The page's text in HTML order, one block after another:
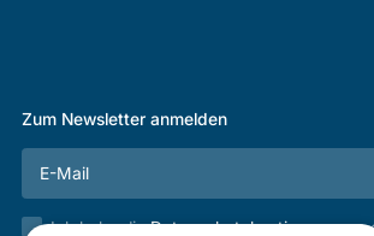
Zum Newsletter anmelden
Ich habe dieDatenschutzbestimmungen